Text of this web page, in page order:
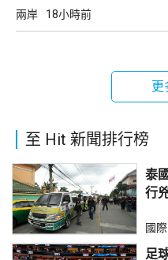
兩岸 18小時前
更
至 Hit 新聞排行榜
泰
行
國際
足